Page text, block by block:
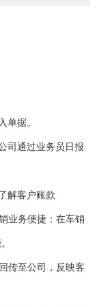
据。
司通过业务员日报
解客户账款
业务便捷：在车销
传至公司，反映客